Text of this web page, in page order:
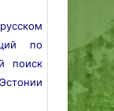
по
поиск